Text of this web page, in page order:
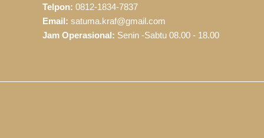
Telpon: 0812-1834-7837
Email: satuma.kraf@gmail.com
Jam Operasional: Senin -Sabtu 08.00 - 18.00